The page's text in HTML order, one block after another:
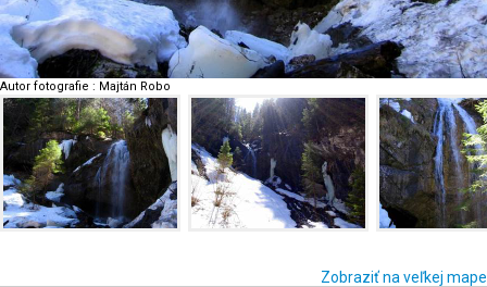
Autor fotografie : Majtán Robo
Zobraziť na veľkej mape